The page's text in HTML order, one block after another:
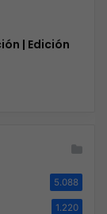
| Edición
5.088
1.220